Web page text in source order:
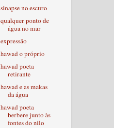
sinapse no escuro
qualquer ponto de
água no mar
expressão
hawad o próprio
hawad poeta
retirante
hawad e as makas
da água
hawad poeta
berbere junto às
fontes do nilo